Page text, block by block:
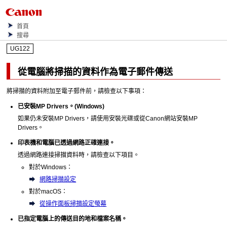
首頁
搜尋
UG122
從電腦將掃描的資料作為電子郵件傳送
將掃描的資料附加至電子郵件前，請檢查以下事項：
已安裝MP Drivers 。(Windows)
如果仍未安裝MP Drivers ，請使用安裝光碟或從Canon網站安裝MP
Drivers 。
印表機和電腦已透過網路正確連接。
透過網路連接掃描資料時，請檢查以下項目。
對於Windows：
網路掃描設定
對於macOS：
從操作面板掃描設定螢幕
已指定電腦上的傳送目的地和檔案名稱。